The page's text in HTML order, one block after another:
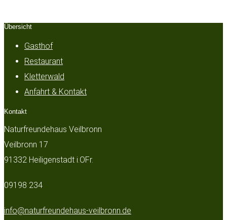
Übersicht
Gasthof
Restaurant
Kletterwald
Anfahrt & Kontakt
Kontakt
Naturfreundehaus Veilbronn
Veilbronn 17
91332 Heiligenstadt i.OFr.
09198 234
info@naturfreundehaus-veilbronn.de